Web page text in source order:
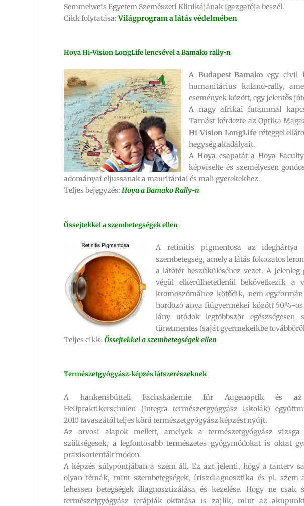
Semmelweis Egyetem Szemészeti Klinikájának igazgatója beszél.
Cikk folytatása:Világprogram a látás védelmében
Hoya Hi-Vision LongLife lencsével a Bamako rally-n
ABudapest-Bamako egy civil
humanitárius kaland-rally,
események között, egy jelentős
A nagy afrikai futammal
Tamást kérdezte az Optika
Hi-Vision LongLife réteggel
hegység akadályait.
A Hoyacsapatát a Hoya
képviselte és személyesen
adományai eljussanak a mauritániai és mali gyerekekhez.
Teljes bejegyzés:Hoya a Bamako Rally-n
Őssejtekkel a szembetegségek ellen
A retinitis pigmentosa az ideghártya
szembetegség, amely a látás fokozatos
a látótér beszűküléséhez vezet. A
végül elkerülhetetlenül bekövetkezik
kromoszómához kötődik, nem
hordozó anya fiúgyermekei között 50%-
lány utódok legtöbbször
tünetmentes (saját gyermekeikbe
Teljes cikk:Őssejtekkel a szembetegségek ellen
Természetgyógyász-képzés látszerészeknek
A hankensbütteli Fachakademie für Augenoptik és
Heilpraktikerschulen (Integra természetgyógyász iskolák)
2010 tavaszától teljes körű természetgyógyász képzést nyújt.
Az orvosi alapok mellett, amelyek a természetgyógyász vizsga
szükségesek, a legfontosabb természetes gyógymódokat is oktat
praxisorientált módon.
A képzés súlypontjában a szem áll. Ez azt jelenti, hogy a tanterv
olyan témák, mint szembetegségek, íriszdiagnosztika és pl.
lehessen betegségek diagnosztizálása és kezelése. Hogy ne csak
természetgyógyász terápiák oktatása is zajlik, mint az